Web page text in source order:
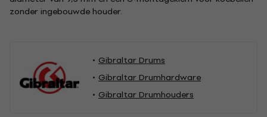
zonder ingebouwde houder.
Gibraltar Drums
Gibraltar Drumhardware
Gibraltar Drumhouders